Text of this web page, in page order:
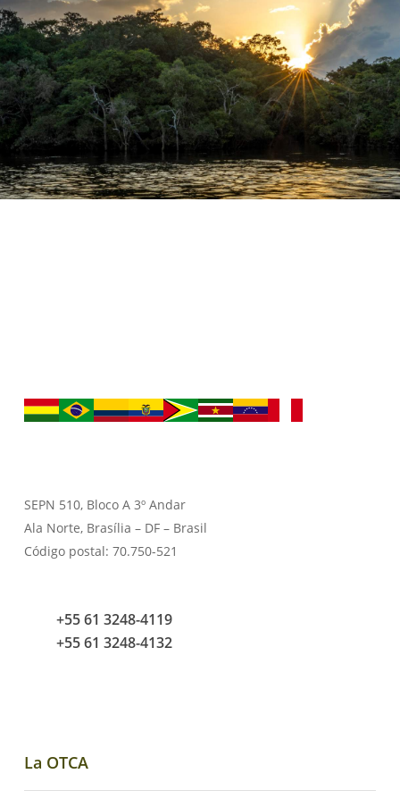
SEPN 510, Bloco A 3º Andar
Ala Norte, Brasília – DF – Brasil
Código postal: 70.750-521
+55 61 3248-4119
+55 61 3248-4132
La OTCA